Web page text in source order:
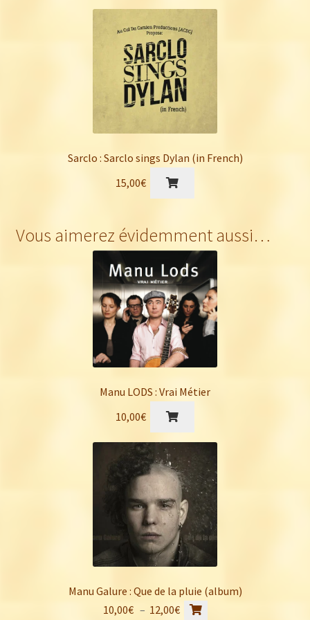
24,00€.
Sarclo : Sarclo sings Dylan (in French)
15,00€
Vous aimerez évidemment aussi…
Manu LODS : Vrai Métier
10,00€
Manu Galure : Que de la pluie (album)
10,00€ – 12,00€ Plage